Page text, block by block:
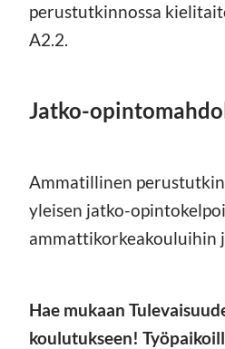
perustutkinnossa
A2.2.
Jatko-
Ammatillinen
yleisen jatko-
ammattikorkeakouluihin
Hae mukaan
koulutukseen!